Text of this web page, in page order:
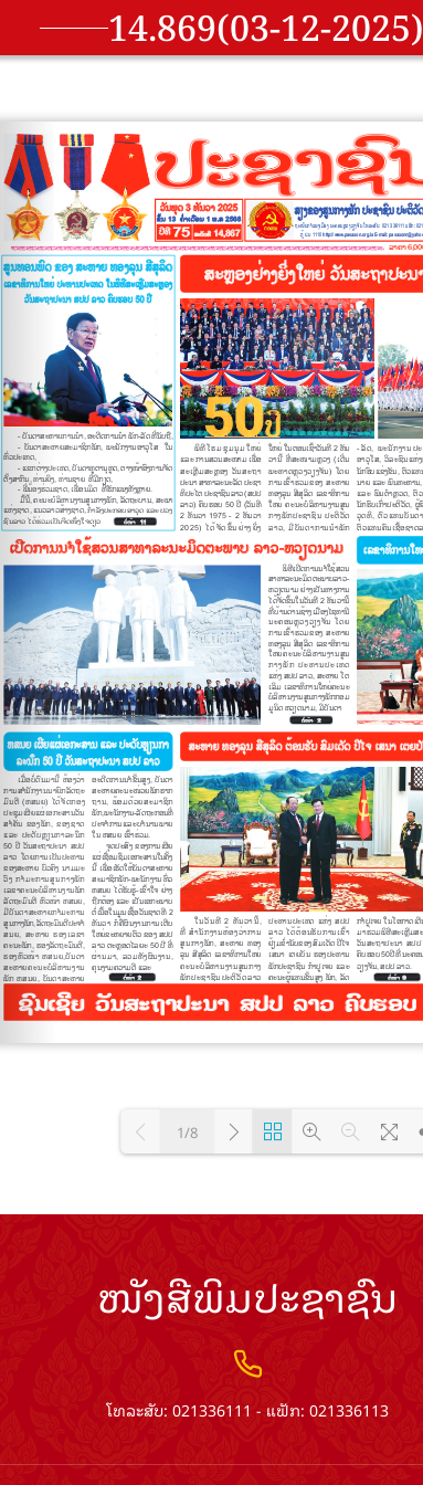
14.869(03-12-2025)
1/8
ໜັງສືພິມປະຊາຊົນ
ໂທລະສັບ: 021336111 - ແຟັກ: 021336113